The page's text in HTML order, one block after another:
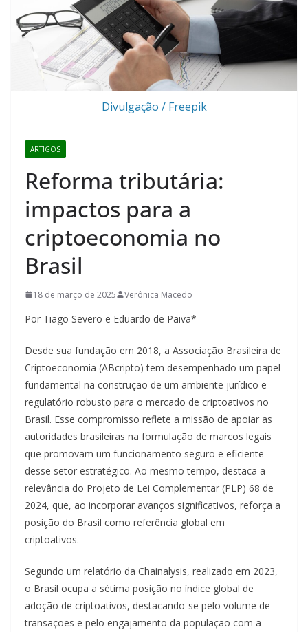
Divulgação / Freepik
ARTIGOS
Reforma tributária:
impactos para a
criptoeconomia no
Brasil
18 de março de 2025 Verônica Macedo
Por Tiago Severo e Eduardo de Paiva*
Desde sua fundação em 2018, a Associação Brasileira de
Criptoeconomia (ABcripto) tem desempenhado um papel
fundamental na construção de um ambiente jurídico e
regulatório robusto para o mercado de criptoativos no
Brasil. Esse compromisso reflete a missão de apoiar as
autoridades brasileiras na formulação de marcos legais
que promovam um funcionamento seguro e eficiente
desse setor estratégico. Ao mesmo tempo, destaca a
relevância do Projeto de Lei Complementar (PLP) 68 de
2024, que, ao incorporar avanços significativos, reforça a
posição do Brasil como referência global em
criptoativos.
Segundo um relatório da Chainalysis, realizado em 2023,
o Brasil ocupa a sétima posição no índice global de
adoção de criptoativos, destacando-se pelo volume de
transações e pelo engajamento da população com a